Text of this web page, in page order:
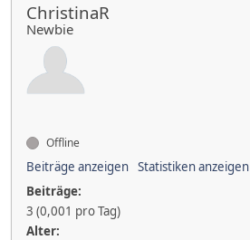
ChristinaR
Newbie
Offline
Beiträge anzeigen Statistiken anzeigen
Beiträge:
3 (0,001 pro Tag)
Alter: